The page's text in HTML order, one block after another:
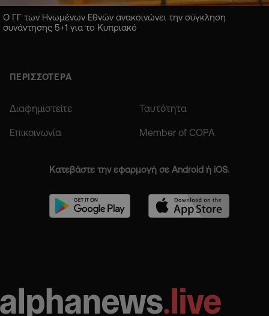
Ο ΓΓ των Ηνωμένων Εθνών ανακοινώνει την σύγκληση
συνάντησης 5+1 για το Κυπριακό
ΠΕΡΙΣΣΟΤΕΡΑ
Διαφημιστείτε Ταυτότητα
Επικοινωνία Member of COPA
Κατεβάστε την εφαρμογή σε Android ή iOS.